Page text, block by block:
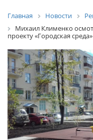
Главная Новости
Михаил Клименко
проекту «Городская среда»